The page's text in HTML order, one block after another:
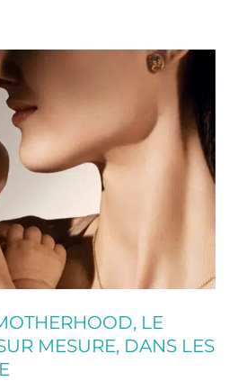
LE
MESURE, DANS LES